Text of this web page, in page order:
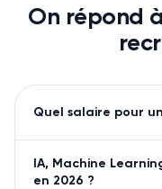
On répond
Quel salaire pour
IA, Machine
en 2026 ?